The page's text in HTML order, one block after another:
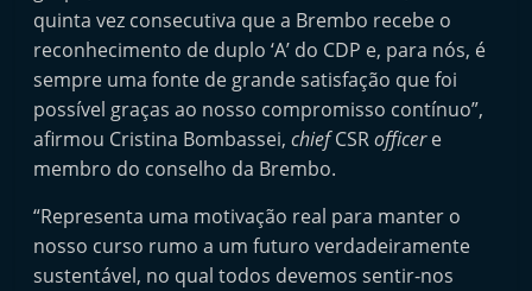
k
e
t
A
u
o
m
quinta vez consecutiva que a Brembo recebe o
reconhecimento de duplo ‘A’ do CDP e, para nós, é
sempre uma fonte de grande satisfação que foi
possível graças ao nosso compromisso contínuo”,
afirmou Cristina Bombassei,chiefCSRofficere
membro do conselho da Brembo.
“Representa uma motivação real para manter o
nosso curso rumo a um futuro verdadeiramente
sustentável, no qual todos devemos sentir-nos